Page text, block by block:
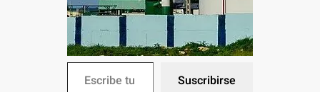
Escribe tu correo electrónico…
Suscribirse